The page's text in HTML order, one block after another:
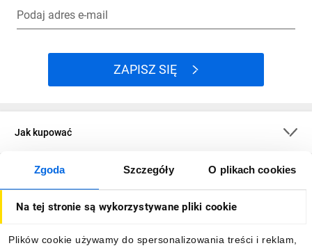
Zgoda Szczegóły O plikach cookies
Na tej stronie są wykorzystywane pliki cookie
Plików cookie używamy do spersonalizowania treści i reklam,
Podaj adres e-mail
ZAPISZ SIĘ
Jak kupować
O firmie